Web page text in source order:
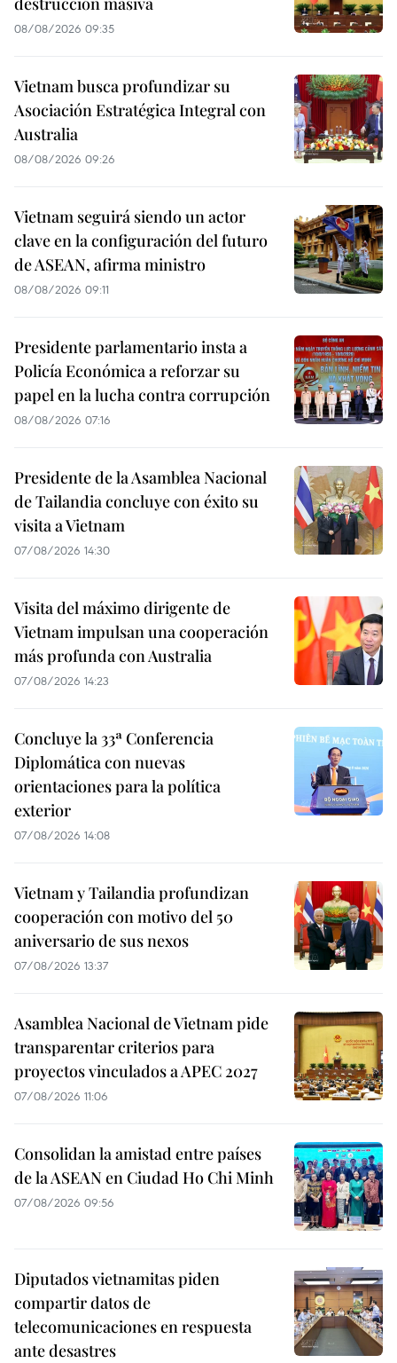
08/08/2026 09:35
Vietnam busca profundizar su
Asociación Estratégica Integral con
Australia
08/08/2026 09:26
Vietnam seguirá siendo un actor
clave en la configuración del futuro
de ASEAN, afirma ministro
08/08/2026 09:11
Presidente parlamentario insta a
Policía Económica a reforzar su
papel en la lucha contra corrupción
08/08/2026 07:16
Presidente de la Asamblea Nacional
de Tailandia concluye con éxito su
visita a Vietnam
07/08/2026 14:30
Visita del máximo dirigente de
Vietnam impulsan una cooperación
más profunda con Australia
07/08/2026 14:23
Concluye la 33ª Conferencia
Diplomática con nuevas
orientaciones para la política
exterior
07/08/2026 14:08
Vietnam y Tailandia profundizan
cooperación con motivo del 50
aniversario de sus nexos
07/08/2026 13:37
Asamblea Nacional de Vietnam pide
transparentar criterios para
proyectos vinculados a APEC 2027
07/08/2026 11:06
Consolidan la amistad entre países
de la ASEAN en Ciudad Ho Chi Minh
07/08/2026 09:56
Diputados vietnamitas piden
compartir datos de
telecomunicaciones en respuesta
ante desastres